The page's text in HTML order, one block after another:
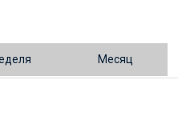
выращивание
Месяц